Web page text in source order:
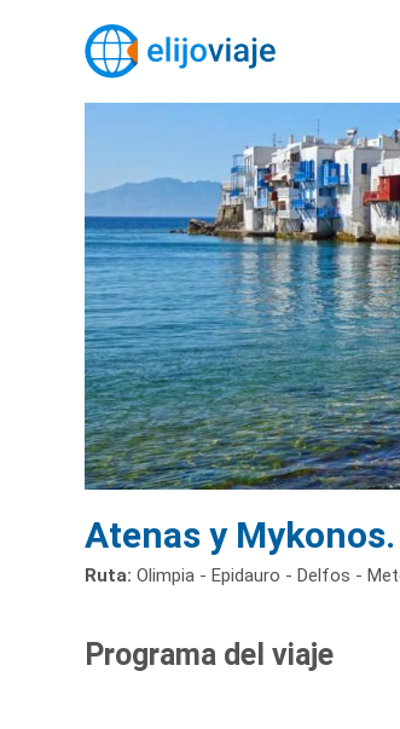
Atenas y
Ruta: Olimpia - Epidauro - Delfos -
Programa del viaje